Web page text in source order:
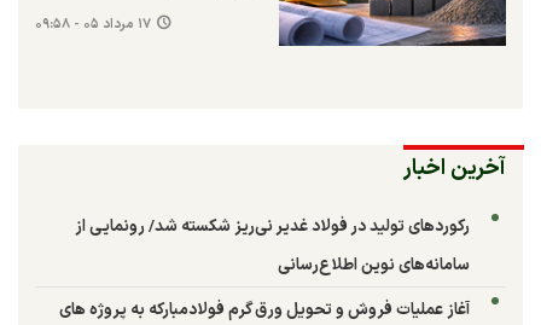
۱۷ مرداد ۰۵ - ۰۹:۵۸
آخرین اخبار
رکوردهای تولید در فولاد غدیر نی‌ریز شکسته شد/ رونمایی از
سامانه‌های نوین اطلاع‌رسانی
آغاز عملیات فروش و تحویل ورق گرم فولادمبارکه به پروژه های